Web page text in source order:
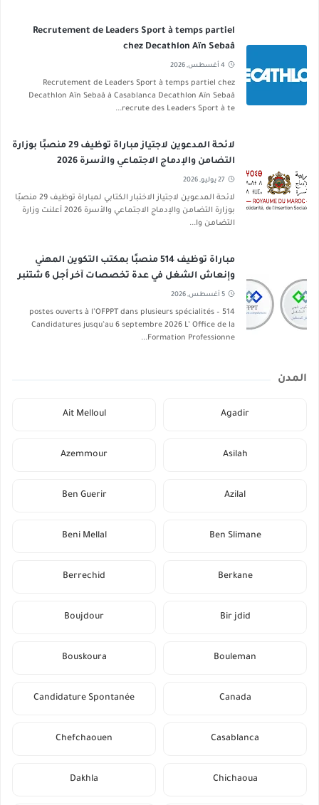
Recrutement de Leaders Sport à temps partiel
chez Decathlon Aïn Sebaâ
4 أغسطس, 2026
Recrutement de Leaders Sport à temps partiel chez
Decathlon Aïn Sebaâ à Casablanca Decathlon Aïn Sebaâ
recrute des Leaders Sport à te...
لائحة المدعوين لاجتياز مباراة توظيف 29 منصبًا بوزارة
التضامن والإدماج الاجتماعي والأسرة 2026
27 يوليو, 2026
لائحة المدعوين لاجتياز الاختبار الكتابي لمباراة توظيف 29 منصبًا
بوزارة التضامن والإدماج الاجتماعي والأسرة 2026 أعلنت وزارة
التضامن وا...
مباراة توظيف 514 منصبًا بمكتب التكوين المهني
وإنعاش الشغل في عدة تخصصات آخر أجل 6 شتنبر
2026
5 أغسطس, 2026
514 postes ouverts à l’OFPPT dans plusieurs spécialités –
Candidatures jusqu’au 6 septembre 2026 L’ Office de la
Formation Professionne...
المدن
Agadir
Ait Melloul
Asilah
Azemmour
Azilal
Ben Guerir
Ben Slimane
Beni Mellal
Berkane
Berrechid
Bir jdid
Boujdour
Bouleman
Bouskoura
Canada
Candidature Spontanée
Casablanca
Chefchaouen
Chichaoua
Dakhla